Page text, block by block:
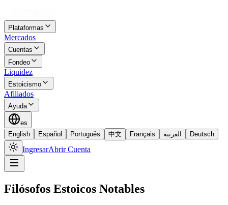
Plataformas
Mercados
Cuentas
Fondeo
Liquidez
Estoicismo
Afiliados
Ayuda
es
English
Español Português 中文 Français العربية Deutsch
IngresarAbrir Cuenta
Filósofos Estoicos Notables